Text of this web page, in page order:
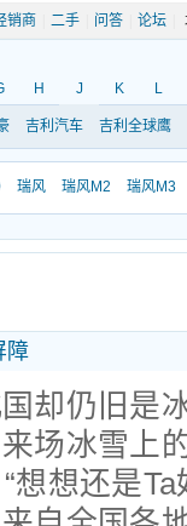
销商 二手 问答 论坛
H J K L
吉利汽车 吉利全球鹰
瑞风 瑞风M2 瑞风M3
障
却仍旧是
场冰雪上
想想还是